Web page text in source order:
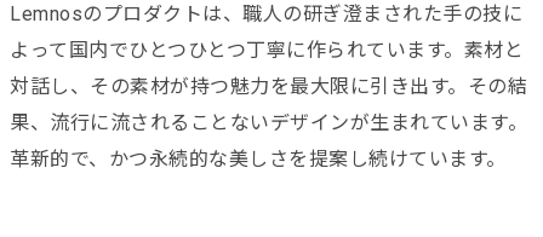
Lemnosのプロダクトは、職人の研ぎ澄まされた手の技に
よって国内でひとつひとつ丁寧に作られています。素材と
対話し、その素材が持つ魅力を最大限に引き出す。その結
果、流行に流されることないデザインが生まれています。
革新的で、かつ永続的な美しさを提案し続けています。